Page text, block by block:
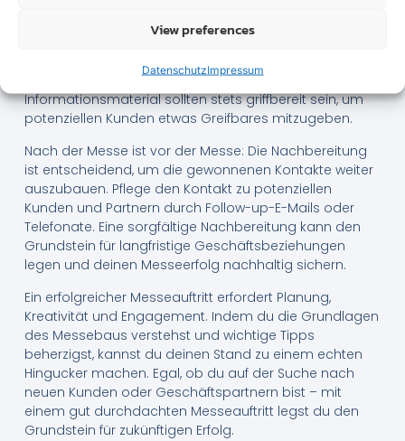
View preferences
DatenschutzImpressum
Besucher zuzugehen. Ein freundliches Lächeln und ein
offenes Ohr können wahre Wunder wirken. Bereite dich
darauf vor, häufige Fragen zu beantworten und
interessante Gespräche zu führen. Visitenkarten und
Informationsmaterial sollten stets griffbereit sein, um
potenziellen Kunden etwas Greifbares mitzugeben.
Nach der Messe ist vor der Messe: Die Nachbereitung
ist entscheidend, um die gewonnenen Kontakte weiter
auszubauen. Pflege den Kontakt zu potenziellen
Kunden und Partnern durch Follow-up-E-Mails oder
Telefonate. Eine sorgfältige Nachbereitung kann den
Grundstein für langfristige Geschäftsbeziehungen
legen und deinen Messeerfolg nachhaltig sichern.
Ein erfolgreicher Messeauftritt erfordert Planung,
Kreativität und Engagement. Indem du die Grundlagen
des Messebaus verstehst und wichtige Tipps
beherzigst, kannst du deinen Stand zu einem echten
Hingucker machen. Egal, ob du auf der Suche nach
neuen Kunden oder Geschäftspartnern bist – mit
einem gut durchdachten Messeauftritt legst du den
Grundstein für zukünftigen Erfolg.